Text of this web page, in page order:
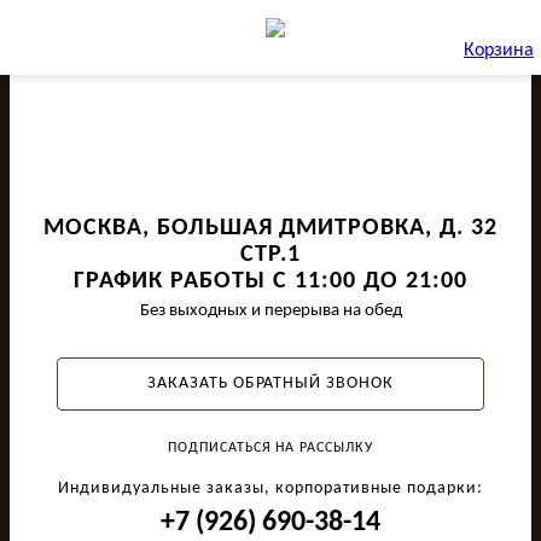
МОСКВА, БОЛЬШАЯ ДМИТРОВКА, Д. 32
СТР.1
ГРАФИК РАБОТЫ С 11:00 ДО 21:00
Без выходных и перерыва на обед
ЗАКАЗАТЬ ОБРАТНЫЙ ЗВОНОК
ПОДПИСАТЬСЯ НА РАССЫЛКУ
Индивидуальные заказы, корпоративные подарки:
+7 (926) 690-38-14
Корзина